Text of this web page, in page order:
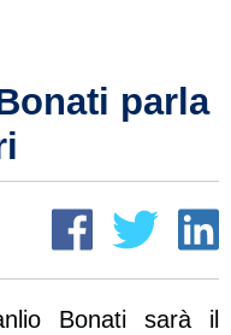
parla
Bonati sarà il